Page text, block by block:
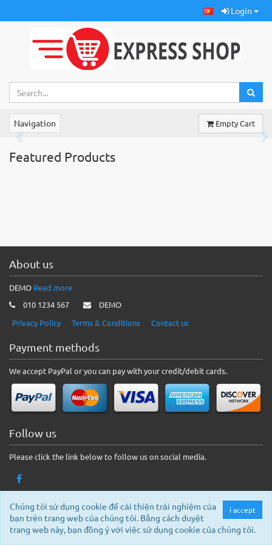
Login
Navigation Empty Cart
Previous
Featured Products
About us
DEMO Read more
010 1234 567
DEMO
Privacy Policy
Terms & Conditions Contact us
Payment methods
We accept PayPal or you can pay with your credit/debit cards.
Follow us
Please click the link below to follow us on social media.
© 2026 DEMO. All rights reserved. i accept
Chúng tôi sử dụng cookie để cải thiện trải nghiệm của
bạn trên trang web của chúng tôi. Bằng cách duyệt
trang web này, bạn đồng ý với việc sử dụng cookie của chúng tôi.